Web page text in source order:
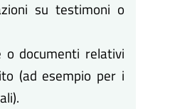
su testimoni o
o documenti relativi
(ad esempio per i